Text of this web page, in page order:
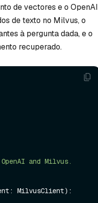
de vectores e o OpenAI
de texto no Milvus, o
à pergunta dada, e o
recuperado.
MilvusClient):